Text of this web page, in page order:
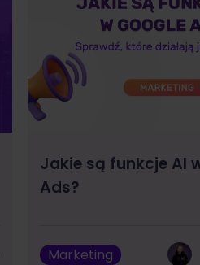
Jakie są funkcje AI
Ads?
Marketing